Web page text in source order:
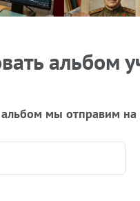
альбом
мы отправим